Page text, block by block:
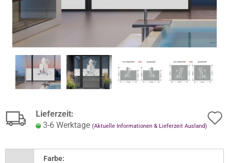
Lieferzeit:
3-6 Werktage (Aktuelle Informationen & Lieferzeit Ausland)
Farbe: